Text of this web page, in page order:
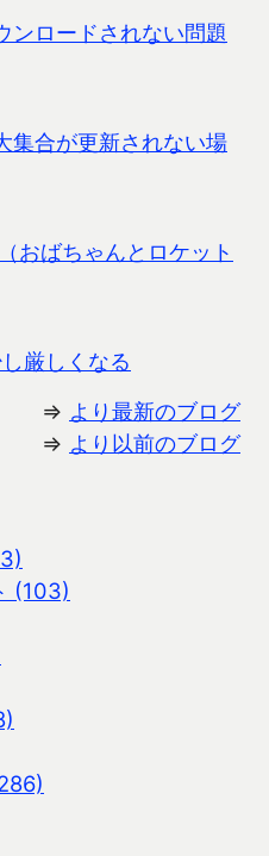
ンロードされない問題
集合が更新されない場
おばちゃんとロケット
厳しくなる
⇒ より最新のブログ
⇒ より以前のブログ
(103)